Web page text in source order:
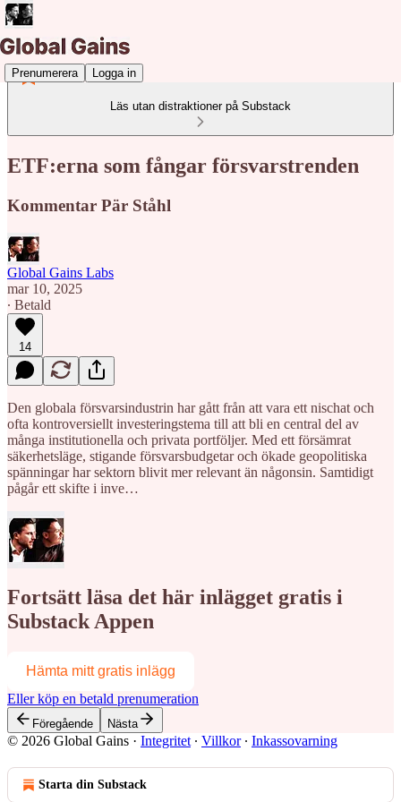
Prenumerera Logga in
Läs utan distraktioner på Substack
ETF:erna som fångar försvarstrenden
Kommentar Pär Ståhl
Global Gains Labs
mar 10, 2025
∙ Betald
14
Den globala försvarsindustrin har gått från att vara ett nischat och
ofta kontroversiellt investeringstema till att bli en central del av
många institutionella och privata portföljer. Med ett försämrat
säkerhetsläge, stigande försvarsbudgetar och ökade geopolitiska
spänningar har sektorn blivit mer relevant än någonsin. Samtidigt
pågår ett skifte i inve…
Fortsätt läsa det här inlägget gratis i
Substack Appen
Hämta mitt gratis inlägg
Eller köp en betald prenumeration
Föregående Nästa
© 2026 Global Gains · Integritet ∙ Villkor∙ Inkassovarning
Starta din Substack